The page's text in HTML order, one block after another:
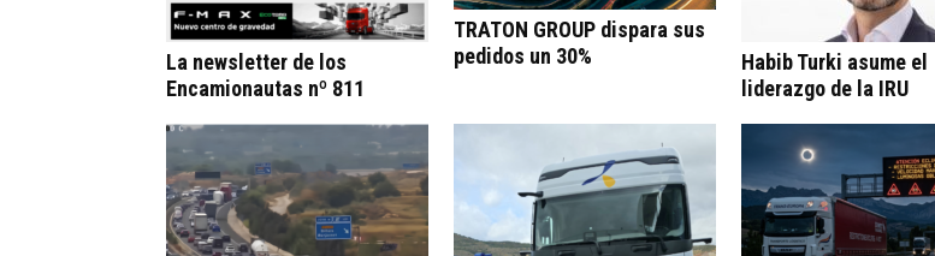
La newsletter de los
Encamionautas nº 811
TRATON GROUP dispara sus
pedidos un 30%
Habib Turki asume el
liderazgo de la IRU